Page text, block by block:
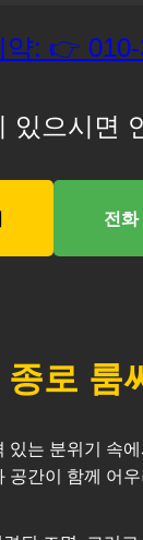
: 👉
있으시면
전화
종로 룸
는 분위기 속
공간이 함께 어